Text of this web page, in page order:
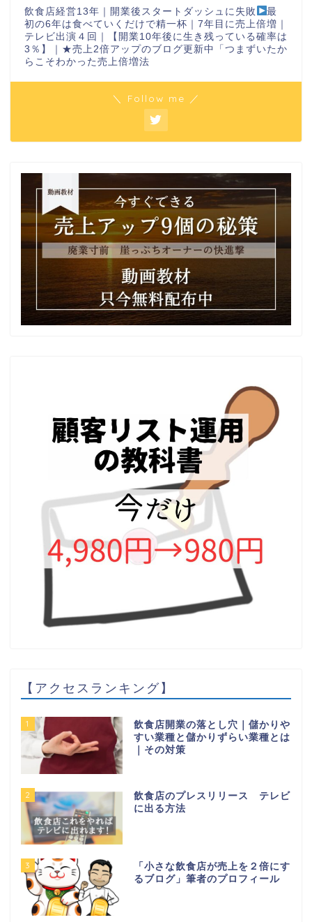
飲食店経営13年｜開業後スタートダッシュに失敗
最
初の6年は食べていくだけで精一杯｜7年目に売上倍増｜
テレビ出演４回｜【開業10年後に生き残っている確率は
3％】｜★売上2倍アップのブログ更新中「つまずいたか
らこそわかった売上倍増法
＼ Follow me ／
【アクセスランキング】
1
飲食店開業の落とし穴｜儲かりや
すい業種と儲かりずらい業種とは
｜その対策
2
飲食店のプレスリリース テレビ
に出る方法
3
「小さな飲食店が売上を２倍にす
るブログ」筆者のプロフィール